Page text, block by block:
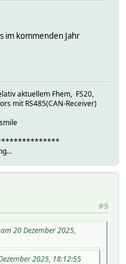
im kommenden Jahr
aktuellem Fhem, FS20,
mit RS485(CAN-Receiver)
#9
20 Dezember 2025,
2025, 18:12:55